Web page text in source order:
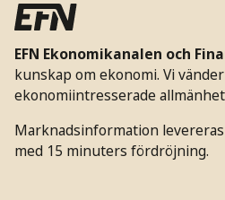
EFN Ekonomikanalen och
kunskap om ekonomi. Vi
ekonomiintresserade
Marknadsinformation
med 15 minuters fördröjning.